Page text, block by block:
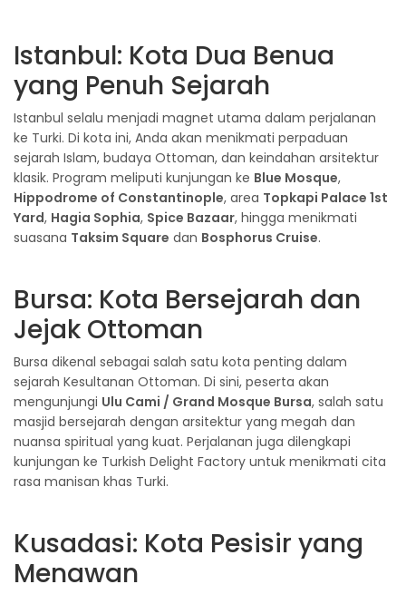
Istanbul: Kota Dua Benua
yang Penuh Sejarah
Istanbul selalu menjadi magnet utama dalam perjalanan
ke Turki. Di kota ini, Anda akan menikmati perpaduan
sejarah Islam, budaya Ottoman, dan keindahan arsitektur
klasik. Program meliputi kunjungan ke Blue Mosque,
Hippodrome of Constantinople, area Topkapi Palace 1st
Yard, Hagia Sophia, Spice Bazaar, hingga menikmati
suasana Taksim Square dan Bosphorus Cruise.
Bursa: Kota Bersejarah dan
Jejak Ottoman
Bursa dikenal sebagai salah satu kota penting dalam
sejarah Kesultanan Ottoman. Di sini, peserta akan
mengunjungi Ulu Cami / Grand Mosque Bursa, salah satu
masjid bersejarah dengan arsitektur yang megah dan
nuansa spiritual yang kuat. Perjalanan juga dilengkapi
kunjungan ke Turkish Delight Factory untuk menikmati cita
rasa manisan khas Turki.
Kusadasi: Kota Pesisir yang
Menawan